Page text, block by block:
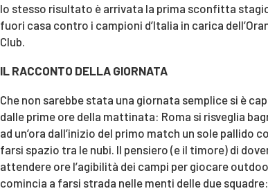
lo stesso risultato è arrivata la prima sconfitta
fuori casa contro i campioni d’Italia in carica
Club.
IL RACCONTO DELLA GIORNATA
Che non sarebbe stata una giornata semplice si è
dalle prime ore della mattinata: Roma si risveglia
ad un’ora dall’inizio del primo match un sole pallido
farsi spazio tra le nubi. Il pensiero (e il timore) di
attendere ore l’agibilità dei campi per giocare
comincia a farsi strada nelle menti delle due